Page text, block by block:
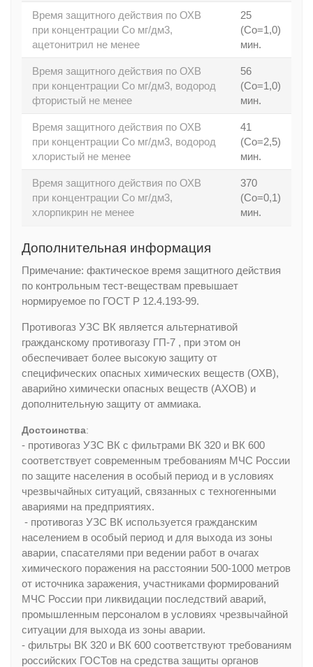
Время защитного действия по ОХВ
при концентрации Со мг/дм3,
ацетонитрил не менее
25
(Со=1,0)
мин.
Время защитного действия по ОХВ
при концентрации Со мг/дм3, водород
фтористый не менее
56
(Со=1,0)
мин.
Время защитного действия по ОХВ
при концентрации Со мг/дм3, водород
хлористый не менее
41
(Со=2,5)
мин.
Время защитного действия по ОХВ
при концентрации Со мг/дм3,
хлорпикрин не менее
370
(Со=0,1)
мин.
Дополнительная информация
Примечание: фактическое время защитного действия
по контрольным тест-веществам превышает
нормируемое по ГОСТ Р 12.4.193-99.
Противогаз УЗС ВК является альтернативой
гражданскому противогазу ГП-7 , при этом он
обеспечивает более высокую защиту от
специфических опасных химических веществ (ОХВ),
аварийно химически опасных веществ (АХОВ) и
дополнительную защиту от аммиака.
Достоинства:
- противогаз УЗС ВК с фильтрами ВК 320 и ВК 600
соответствует современным требованиям МЧС России
по защите населения в особый период и в условиях
чрезвычайных ситуаций, связанных с техногенными
авариями на предприятиях.
- противогаз УЗС ВК используется гражданским
населением в особый период и для выхода из зоны
аварии, спасателями при ведении работ в очагах
химического поражения на расстоянии 500-1000 метров
от источника заражения, участниками формирований
МЧС России при ликвидации последствий аварий,
промышленным персоналом в условиях чрезвычайной
ситуации для выхода из зоны аварии.
- фильтры ВК 320 и ВК 600 соответствуют требованиям
российских ГОСТов на средства защиты органов